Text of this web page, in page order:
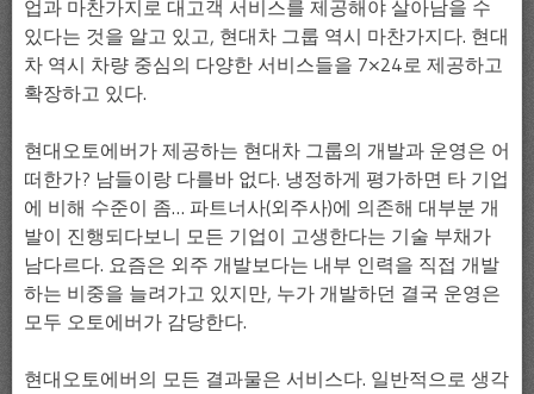
업과 마찬가지로 대고객 서비스를 제공해야 살아남을 수
있다는 것을 알고 있고, 현대차 그룹 역시 마찬가지다. 현대
차 역시 차량 중심의 다양한 서비스들을 7×24로 제공하고
확장하고 있다.
현대오토에버가 제공하는 현대차 그룹의 개발과 운영은 어
떠한가? 남들이랑 다를바 없다. 냉정하게 평가하면 타 기업
에 비해 수준이 좀… 파트너사(외주사)에 의존해 대부분 개
발이 진행되다보니 모든 기업이 고생한다는 기술 부채가
남다르다. 요즘은 외주 개발보다는 내부 인력을 직접 개발
하는 비중을 늘려가고 있지만, 누가 개발하던 결국 운영은
모두 오토에버가 감당한다.
현대오토에버의 모든 결과물은 서비스다. 일반적으로 생각